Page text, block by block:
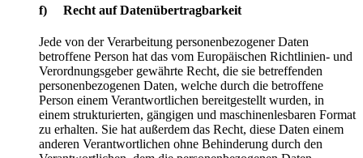
f) Recht auf Datenübertragbarkeit
Jede von der Verarbeitung personenbezogener Daten
betroffene Person hat das vom Europäischen Richtlinien- und
Verordnungsgeber gewährte Recht, die sie betreffenden
personenbezogenen Daten, welche durch die betroffene
Person einem Verantwortlichen bereitgestellt wurden, in
einem strukturierten, gängigen und maschinenlesbaren Format
zu erhalten. Sie hat außerdem das Recht, diese Daten einem
anderen Verantwortlichen ohne Behinderung durch den